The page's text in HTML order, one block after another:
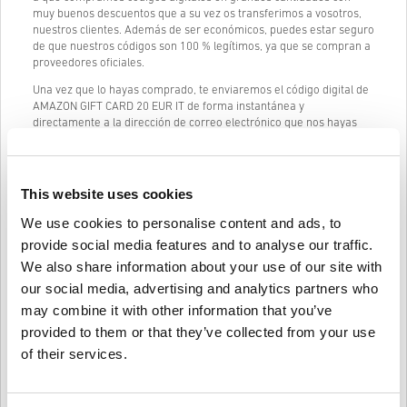
This website uses cookies
We use cookies to personalise content and ads, to
provide social media features and to analyse our traffic.
We also share information about your use of our site with
our social media, advertising and analytics partners who
may combine it with other information that you’ve
provided to them or that they’ve collected from your use
of their services.
muy buenos descuentos que a su vez os transferimos a vosotros,
nuestros clientes. Además de ser económicos, puedes estar seguro
de que nuestros códigos son 100 % legítimos, ya que se compran a
proveedores oficiales.
Una vez que lo hayas comprado, te enviaremos el código digital de
AMAZON GIFT CARD 20 EUR IT de forma instantánea y
directamente a la dirección de correo electrónico que nos hayas
la fecha de lanzamiento mencionada)
cliente siempre están disponibles en caso de que tengas
problemas o preguntas sobre el código de AMAZON GIFT CARD 20
EUR IT.
Nuestro sistema de compra fácil y sencillo de 3 pasos no contiene
formularios engorrosos o encuestas para completar y solo
requiere una dirección de correo electrónico y un método de pago
válido, por lo que el proceso de compra de AMAZON GIFT CARD 20
EUR IT de livecards.net es rápido y fácil.